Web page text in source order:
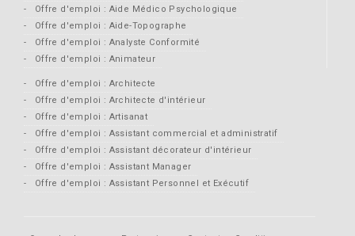
Offre d'emploi : Aide Médico Psychologique
Offre d'emploi : Aide-Topographe
Offre d'emploi : Analyste Conformité
Offre d'emploi : Animateur
Offre d'emploi : Architecte
Offre d'emploi : Architecte d'intérieur
Offre d'emploi : Artisanat
Offre d'emploi : Assistant commercial et administratif
Offre d'emploi : Assistant décorateur d'intérieur
Offre d'emploi : Assistant Manager
Offre d'emploi : Assistant Personnel et Exécutif